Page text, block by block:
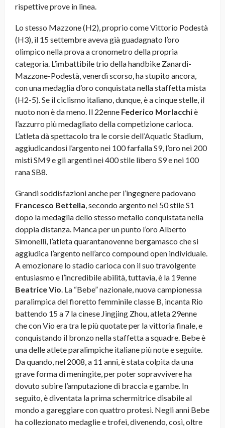
rispettive prove in linea.
Lo stesso Mazzone (H2), proprio come Vittorio Podestà
(H3), il 15 settembre aveva già guadagnato l’oro
olimpico nella prova a cronometro della propria
categoria. L’imbattibile trio della handbike Zanardi-
Mazzone-Podestà, venerdì scorso, ha stupito ancora,
con una medaglia d’oro conquistata nella staffetta mista
(H2-5). Se il ciclismo italiano, dunque, è a cinque stelle, il
nuoto non è da meno. Il 22enne Federico Morlacchiè
l’azzurro più medagliato della competizione carioca.
L’atleta dà spettacolo tra le corsie dell’Aquatic Stadium,
aggiudicandosi l’argento nei 100 farfalla S9, l’oro nei 200
misti SM9 e gli argenti nei 400 stile libero S9 e nei 100
rana SB8.
Grandi soddisfazioni anche per l’ingegnere padovano
Francesco Bettella , secondo argento nei 50 stile S1
dopo la medaglia dello stesso metallo conquistata nella
doppia distanza. Manca per un punto l’oro Alberto
Simonelli, l’atleta quarantanovenne bergamasco che si
aggiudica l’argento nell’arco compound open individuale.
A emozionare lo stadio carioca con il suo travolgente
entusiasmo e l’incredibile abilità, tuttavia, è la 19enne
Beatrice Vio . La “Bebe” nazionale, nuova campionessa
paralimpica del fioretto femminile classe B, incanta Rio
battendo 15 a 7 la cinese Jingjing Zhou, atleta 29enne
che con Vio era tra le più quotate per la vittoria finale, e
conquistando il bronzo nella staffetta a squadre. Bebe è
una delle atlete paralimpiche italiane più note e seguite.
Da quando, nel 2008, a 11 anni, è stata colpita da una
grave forma di meningite, per poter sopravvivere ha
dovuto subire l’amputazione di braccia e gambe. In
seguito, è diventata la prima schermitrice disabile al
mondo a gareggiare con quattro protesi. Negli anni Bebe
ha collezionato medaglie e trofei, divenendo, così, oltre